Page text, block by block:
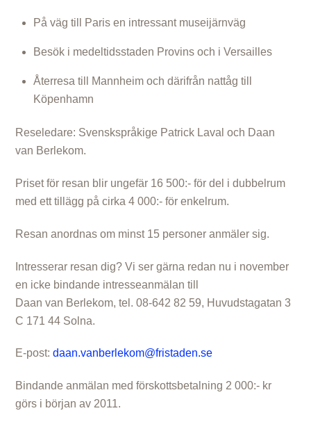
På väg till Paris en intressant museijärnväg
Besök i medeltidsstaden Provins och i Versailles
Återresa till Mannheim och därifrån nattåg till
Köpenhamn
Reseledare: Svenskspråkige Patrick Laval och Daan
van Berlekom.
Priset för resan blir ungefär 16 500:- för del i dubbelrum
med ett tillägg på cirka 4 000:- för enkelrum.
Resan anordnas om minst 15 personer anmäler sig.
Intresserar resan dig? Vi ser gärna redan nu i november
en icke bindande intresseanmälan till
Daan van Berlekom, tel. 08-642 82 59, Huvudstagatan 3
C 171 44 Solna.
E-post:daan.vanberlekom@fristaden.se
Bindande anmälan med förskottsbetalning 2 000:- kr
görs i början av 2011.